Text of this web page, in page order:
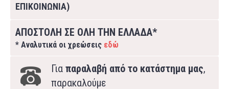
ΕΠΙΚΟΙΝΩΝΙΑ)
ΑΠΟΣΤΟΛΗ ΣΕ ΟΛΗ ΤΗΝ ΕΛΛΑΔΑ*
* Αναλυτικά οι χρεώσεις εδώ
Για παραλαβή από το κατάστημα μας,
παρακαλούμε